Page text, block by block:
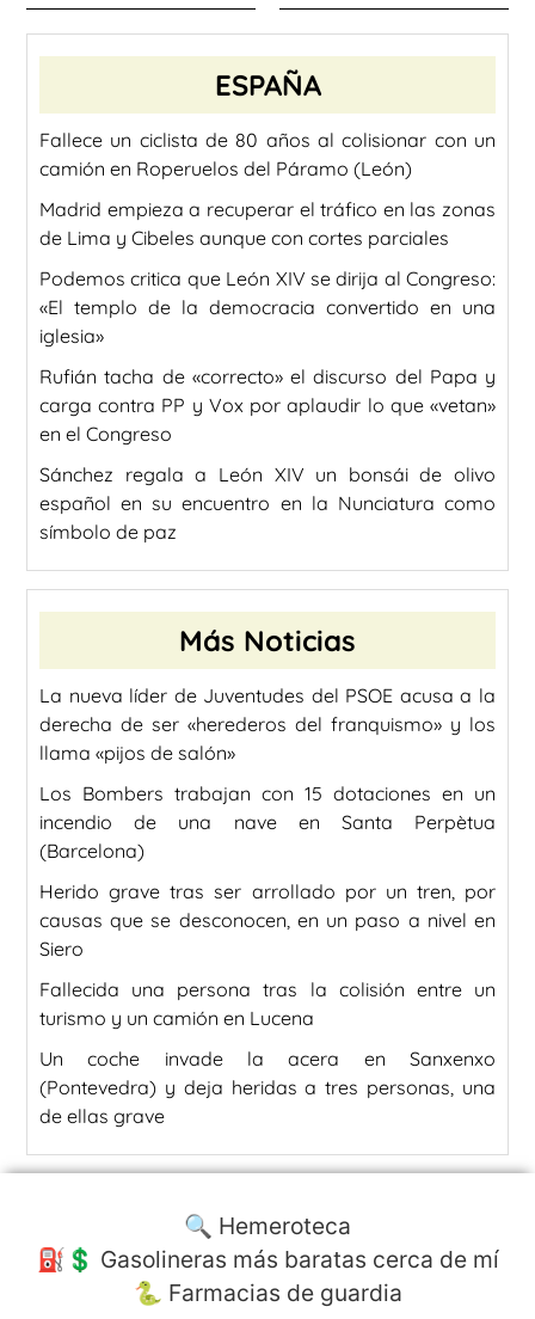
ESPAÑA
Fallece un ciclista de 80 años al colisionar con un
camión en Roperuelos del Páramo (León)
Madrid empieza a recuperar el tráfico en las zonas
de Lima y Cibeles aunque con cortes parciales
Podemos critica que León XIV se dirija al Congreso:
«El templo de la democracia convertido en una
iglesia»
Rufián tacha de «correcto» el discurso del Papa y
carga contra PP y Vox por aplaudir lo que «vetan»
en el Congreso
Sánchez regala a León XIV un bonsái de olivo
español en su encuentro en la Nunciatura como
símbolo de paz
Más Noticias
La nueva líder de Juventudes del PSOE acusa a la
derecha de ser «herederos del franquismo» y los
llama «pijos de salón»
Los Bombers trabajan con 15 dotaciones en un
incendio de una nave en Santa Perpètua
(Barcelona)
Herido grave tras ser arrollado por un tren, por
causas que se desconocen, en un paso a nivel en
Siero
Fallecida una persona tras la colisión entre un
turismo y un camión en Lucena
Un coche invade la acera en Sanxenxo
(Pontevedra) y deja heridas a tres personas, una
de ellas grave
🔍 Hemeroteca
⛽️💲 Gasolineras más baratas cerca de mí
🐍 Farmacias de guardia